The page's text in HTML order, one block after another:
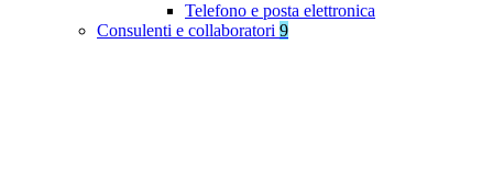
Telefono e posta elettronica
Consulenti e collaboratori 9